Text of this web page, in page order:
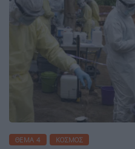
ΘΈΜΑ 4 ΚΌΣΜΟΣ